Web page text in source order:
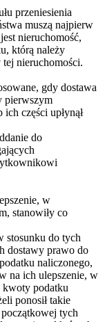
przeniesienia
muszą najpierw
nieruchomość,
którą należy
nieruchomości.
gdy dostawa
pierwszym
części upłynął
do
w
stanowiły co
stosunku do tych
dostawy prawo do
naliczonego,
na ich ulepszenie, w
kwoty podatku
ponosił takie
tych